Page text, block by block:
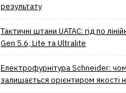
результату
Тактичні штани UATAC: гід по
Gen 5.6, Lite та Ultralite
Електрофурнітура Schneider:
залишається орієнтиром якості